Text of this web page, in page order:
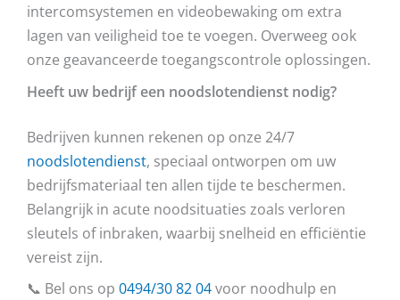
intercomsystemen en videobewaking om extra
lagen van veiligheid toe te voegen. Overweeg ook
onze geavanceerde toegangscontrole oplossingen.
Heeft uw bedrijf een noodslotendienst nodig?
Bedrijven kunnen rekenen op onze 24/7
noodslotendienst, speciaal ontworpen om uw
bedrijfsmateriaal ten allen tijde te beschermen.
Belangrijk in acute noodsituaties zoals verloren
sleutels of inbraken, waarbij snelheid en efficiëntie
vereist zijn.
📞 Bel ons op 0494/30 82 04voor noodhulp en